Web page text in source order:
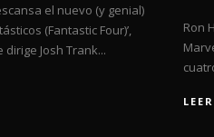
el nuevo (y genial)
(Fantastic Four)’,
Josh Trank...
Ron